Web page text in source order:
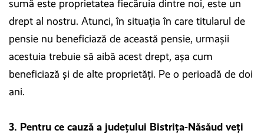
sumă este proprietatea fiecăruia dintre noi, este un
drept al nostru. Atunci, în situaţia în care titularul de
pensie nu beneficiază de această pensie, urmaşii
acestuia trebuie să aibă acest drept, aşa cum
beneficiază şi de alte proprietăţi. Pe o perioadă de doi
ani.
3. Pentru ce cauză a județului Bistrița-Năsăud veți